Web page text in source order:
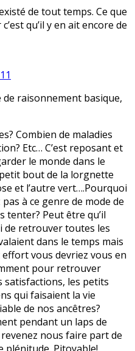
de tout temps. Ce que
qu’il y en ait encore de
de raisonnement basique,
Combien de maladies
Etc… C’est reposant et
le monde dans le
bout de la lorgnette
et l’autre vert….Pourquoi
à ce genre de mode de
tenter? Peut être qu’il
de retrouver toutes les
dans le temps mais
vous devriez vous en
pour retrouver
satisfactions, les petits
qui faisaient la vie
de nos ancêtres?
pendant un laps de
nous faire part de